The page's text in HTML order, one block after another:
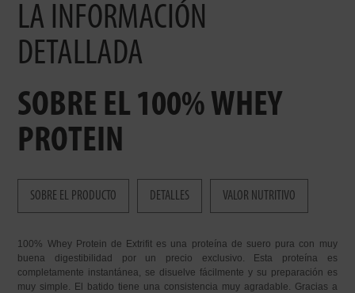
LA INFORMACIÓN
DETALLADA
SOBRE EL 100% WHEY
PROTEIN
SOBRE EL PRODUCTO DETALLES VALOR NUTRITIVO
100% Whey Protein de Extrifit es una proteína de suero pura con muy
buena digestibilidad por un precio exclusivo. Esta proteína es
completamente instantánea, se disuelve fácilmente y su preparación es
muy simple. El batido tiene una consistencia muy agradable. Gracias a